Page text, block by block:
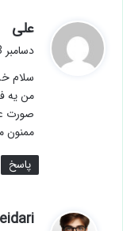
علی
:
دسامبر 18, 2021 در 5:57 ب.ظ
سلام
صورت
ممنون
پاسخ